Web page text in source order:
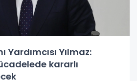
Yılmaz:
kararlı